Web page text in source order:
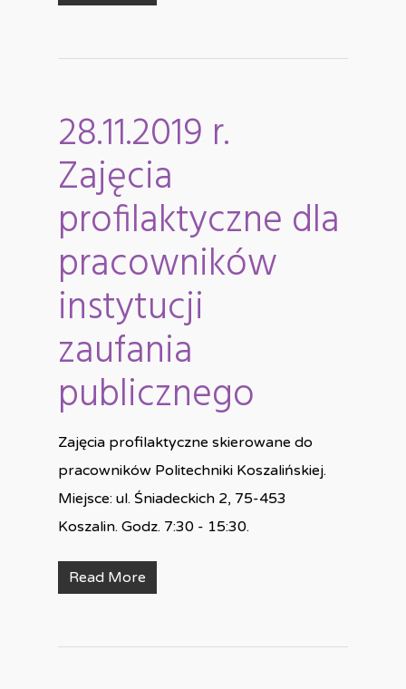
28.11.2019 r.
Zajęcia
profilaktyczne dla
pracowników
instytucji
zaufania
publicznego
Zajęcia profilaktyczne skierowane do
pracowników Politechniki Koszalińskiej.
Miejsce: ul. Śniadeckich 2, 75-453
Koszalin. Godz. 7:30 - 15:30.
Read More